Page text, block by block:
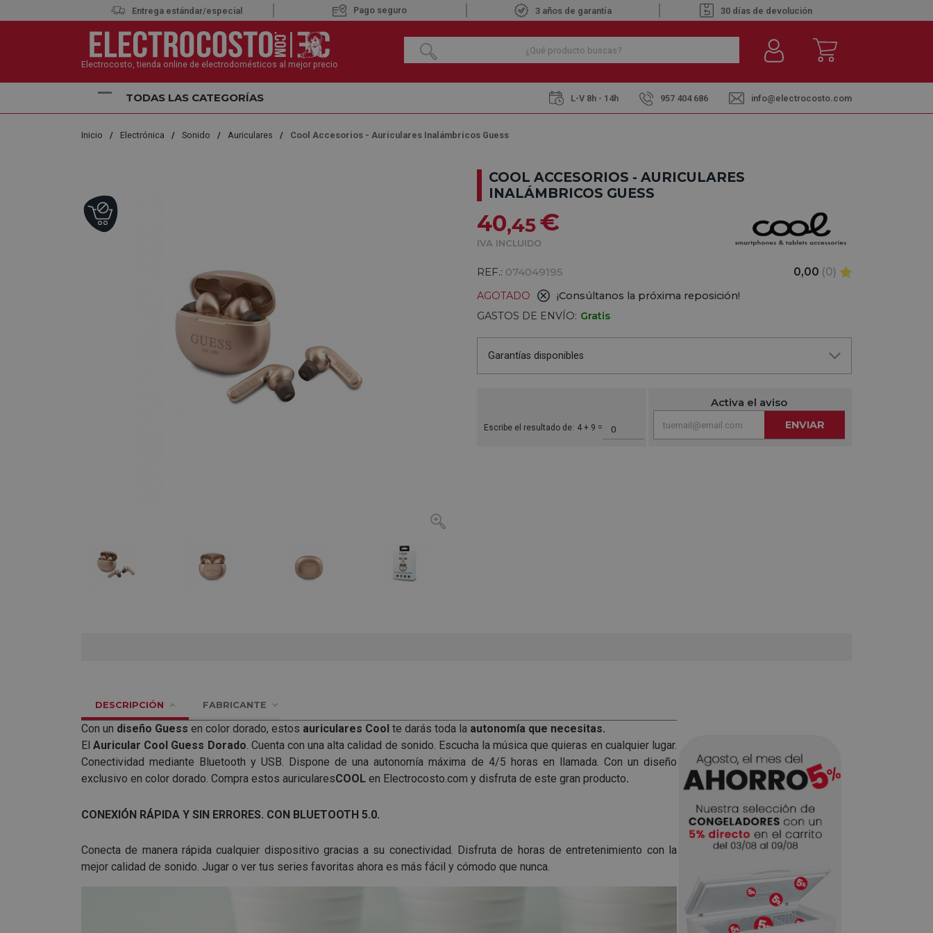
Entrega estándar/especial Pago seguro 3 años de garantía 30 días de devolución
Electrocosto, tienda online de electrodomésticos al mejor precio
TODAS LAS CATEGORÍAS L-V 8h - 14h 957 404 686 info@electrocosto.com
Inicio Electrónica Sonido Auriculares Cool Accesorios - Auriculares Inalámbricos Guess
COOL ACCESORIOS - AURICULARES
INALÁMBRICOS GUESS
40,45€
IVA INCLUIDO
REF.: 074049195 0,00 (0)
AGOTADO
¡Consúltanos la próxima reposición!
GASTOS DE ENVÍO: Gratis
Garantías disponibles
Escribe el resultado de: 4 + 9 =
Activa el aviso
ENVIAR
DESCRIPCIÓN FABRICANTE
Con un diseño Guess en color dorado, estos auriculares Cool te darás toda la autonomía que necesitas.
ElAuricular Cool Guess Dorado. Cuenta con una alta calidad de sonido. Escucha la música que quieras en cualquier lugar.
Conectividad mediante Bluetooth y USB. Dispone de una autonomía máxima de 4/5 horas en llamada. Con un diseño
exclusivo en color dorado. Compra estos auricularesCOOL en Electrocosto.com y disfruta de este gran producto.
CONEXIÓN RÁPIDA Y SIN ERRORES. CON BLUETOOTH 5.0.
Conecta de manera rápida cualquier dispositivo gracias a su conectividad. Disfruta de horas de entretenimiento con la
mejor calidad de sonido. Jugar o ver tus series favoritas ahora es más fácil y cómodo que nunca.